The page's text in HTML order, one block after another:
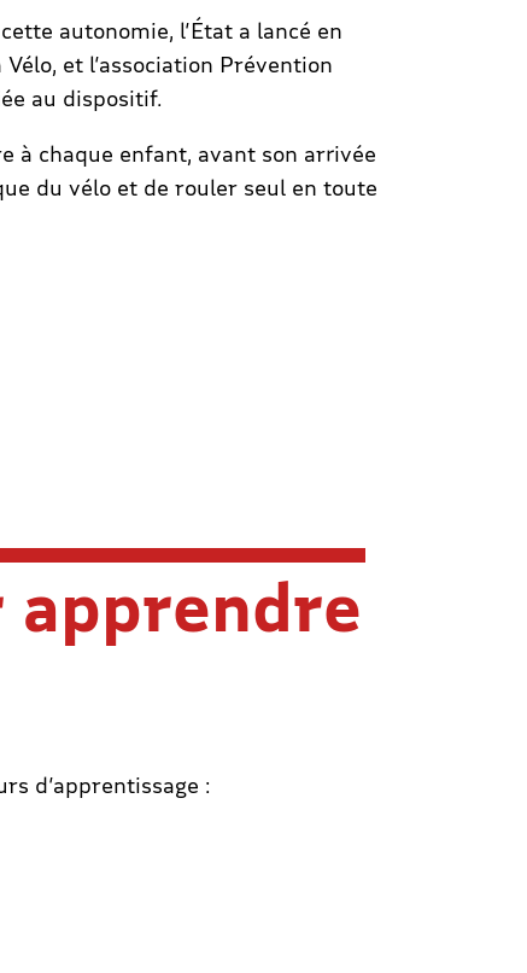
autonomie, l’État a lancé en
et l’association Prévention
au dispositif.
à chaque enfant, avant son arrivée
du vélo et de rouler seul en toute
apprendre
d’apprentissage :